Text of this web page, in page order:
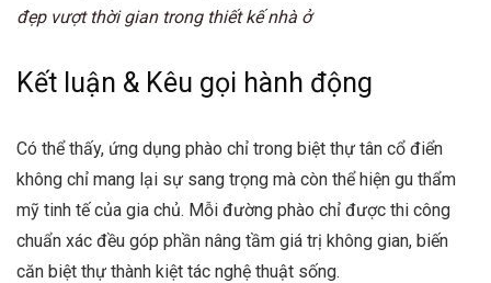
đẹp vượt thời gian trong thiết kế nhà ở
Kết luận & Kêu gọi hành động
Có thể thấy, ứng dụng phào chỉ trong biệt thự tân cổ điển
không chỉ mang lại sự sang trọng mà còn thể hiện gu thẩm
mỹ tinh tế của gia chủ. Mỗi đường phào chỉ được thi công
chuẩn xác đều góp phần nâng tầm giá trị không gian, biến
căn biệt thự thành kiệt tác nghệ thuật sống.